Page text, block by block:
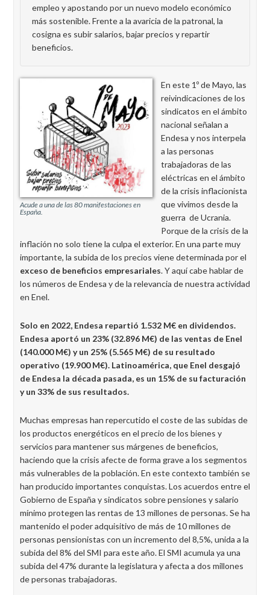
empleo y apostando por un nuevo modelo económico
más sostenible. Frente a la avaricia de la patronal, la
cosigna es subir salarios, bajar precios y repartir
beneficios.
Acude a una de las 80 manifestaciones en
España.
En este 1º de Mayo, las
reivindicaciones de los
sindicatos en el ámbito
nacional señalan a
Endesa y nos interpela
a las personas
trabajadoras de las
eléctricas en el ámbito
de la crisis inflacionista
que vivimos desde la
guerra de Ucrania.
Porque de la crisis de la
inflación no solo tiene la culpa el exterior. En una parte muy
importante, la subida de los precios viene determinada por el
exceso de beneficios empresariales. Y aquí cabe hablar de
los números de Endesa y de la relevancia de nuestra actividad
en Enel.
Solo en 2022, Endesa repartió 1.532 M€ en dividendos.
Endesa aportó un 23% (32.896 M€) de las ventas de Enel
(140.000 M€) y un 25% (5.565 M€) de su resultado
operativo (19.900 M€). Latinoamérica, que Enel desgajó
de Endesa la década pasada, es un 15% de su facturación
y un 33% de sus resultados.
Muchas empresas han repercutido el coste de las subidas de
los productos energéticos en el precio de los bienes y
servicios para mantener sus márgenes de beneficios,
haciendo que la crisis afecte de forma grave a los segmentos
más vulnerables de la población. En este contexto también se
han producido importantes conquistas. Los acuerdos entre el
Gobierno de España y sindicatos sobre pensiones y salario
mínimo protegen las rentas de 13 millones de personas. Se ha
mantenido el poder adquisitivo de más de 10 millones de
personas pensionistas con un incremento del 8,5%, unida a la
subida del 8% del SMI para este año. El SMI acumula ya una
subida del 47% durante la legislatura y afecta a dos millones
de personas trabajadoras.